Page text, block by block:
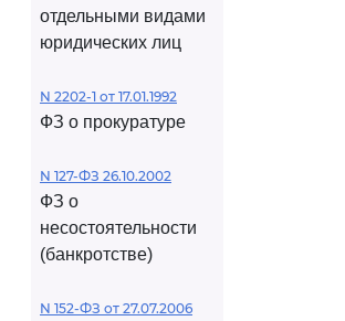
отдельными видами
юридических лиц
N 2202-1 от 17.01.1992
ФЗ о прокуратуре
N 127-ФЗ 26.10.2002
ФЗ о
несостоятельности
(банкротстве)
N 152-ФЗ от 27.07.2006